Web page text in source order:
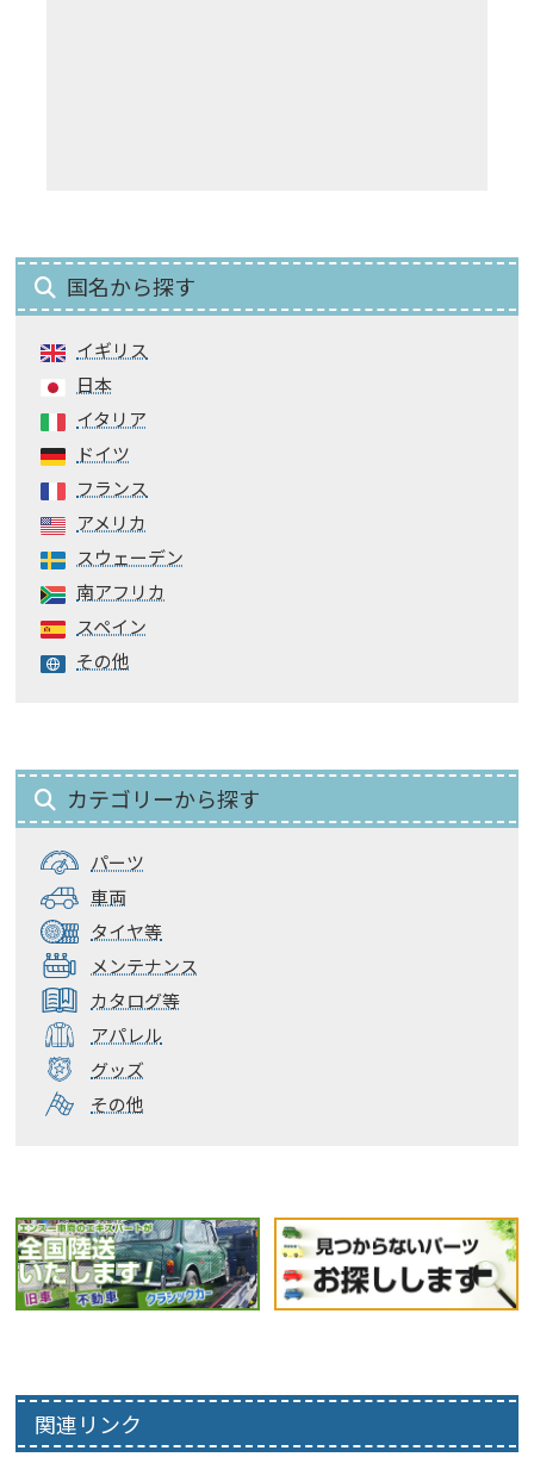
国名から探す
イギリス
日本
イタリア
ドイツ
フランス
アメリカ
スウェーデン
南アフリカ
スペイン
その他
カテゴリーから探す
パーツ
車両
タイヤ等
メンテナンス
カタログ等
アパレル
グッズ
その他
関連リンク